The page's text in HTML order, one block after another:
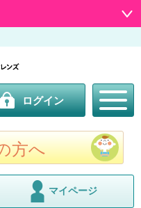
ログイン
方へ
マイページ